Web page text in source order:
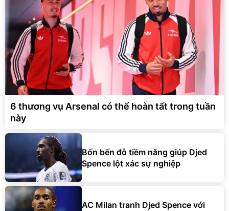
6 thương vụ Arsenal có thể hoàn tất trong tuần
này
Bốn bến đỗ tiềm năng giúp Djed
Spence lột xác sự nghiệp
AC Milan tranh Djed Spence với